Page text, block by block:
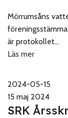
Mörrumsåns
är protokollet...
Läs mer
2024-05-15
15 maj 2024
SRK